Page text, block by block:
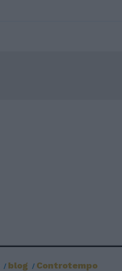
blog Controtempo